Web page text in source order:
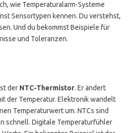
wie Temperaturalarm-Systeme
Sensortypen kennen. Du verstehst,
Und du bekommst Beispiele für
und Toleranzen.
der NTC-Thermistor. Er ändert
der Temperatur. Elektronik wandelt
Temperaturwert um. NTCs sind
schnell. Digitale Temperaturfühler